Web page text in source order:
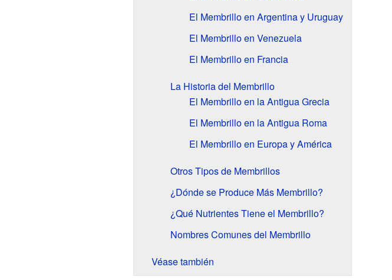
El Membrillo en Argentina y Uruguay
El Membrillo en Venezuela
El Membrillo en Francia
La Historia del Membrillo
El Membrillo en la Antigua Grecia
El Membrillo en la Antigua Roma
El Membrillo en Europa y América
Otros Tipos de Membrillos
¿Dónde se Produce Más Membrillo?
¿Qué Nutrientes Tiene el Membrillo?
Nombres Comunes del Membrillo
Véase también